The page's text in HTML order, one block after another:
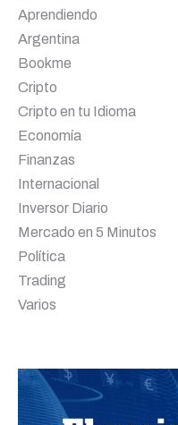
Aprendiendo
Argentina
Bookme
Cripto
Cripto en tu Idioma
Economía
Finanzas
Internacional
Inversor Diario
Mercado en 5 Minutos
Política
Trading
Varios